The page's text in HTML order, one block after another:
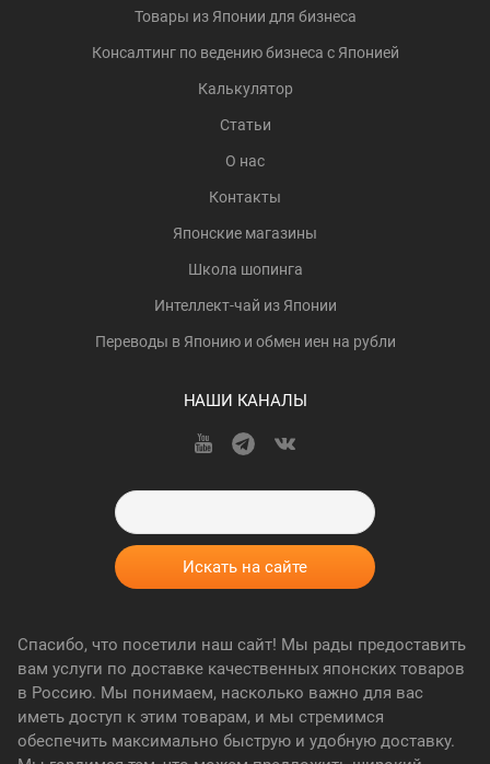
Товары из Японии для бизнеса
Консалтинг по ведению бизнеса с Японией
Калькулятор
Статьи
О нас
Контакты
Японские магазины
Школа шопинга
Интеллект-чай из Японии
Переводы в Японию и обмен иен на рубли
НАШИ КАНАЛЫ
Спасибо, что посетили наш сайт! Мы рады предоставить
вам услуги по доставке качественных японских товаров
в Россию. Мы понимаем, насколько важно для вас
иметь доступ к этим товарам, и мы стремимся
обеспечить максимально быструю и удобную доставку.